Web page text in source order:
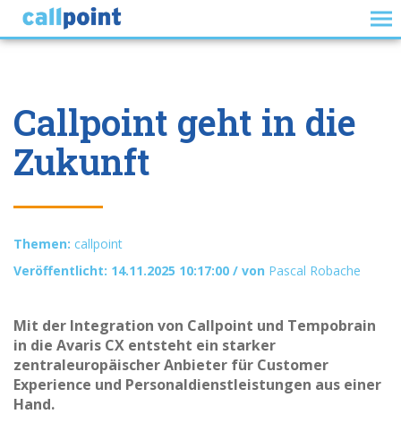
Callpoint geht in die
Zukunft
Themen: callpoint
Veröffentlicht: 14.11.2025 10:17:00 / von Pascal Robache
Mit der Integration von Callpoint und Tempobrain
in die Avaris CX entsteht ein starker
zentraleuropäischer Anbieter für Customer
Experience und Personaldienstleistungen aus einer
Hand.